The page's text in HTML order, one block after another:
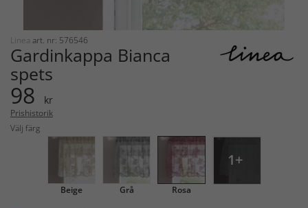
Linea art. nr: 576546
Gardinkappa Bianca
spets
98 kr
Prishistorik
Välj färg
Beige Grå Rosa
1+